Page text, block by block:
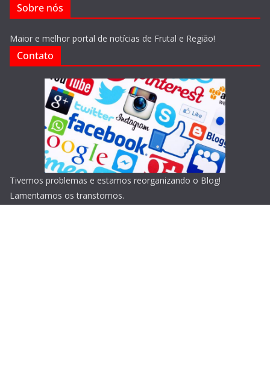
Sobre nós
Maior e melhor portal de notícias de Frutal e Região!
Contato
Tivemos problemas e estamos reorganizando o Blog!
Lamentamos os transtornos.